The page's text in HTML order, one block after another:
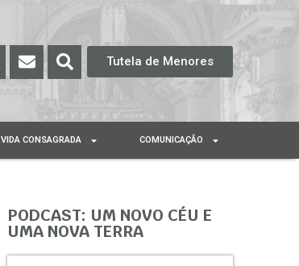
Tutela de Menores
VIDA CONSAGRADA COMUNICAÇÃO
PODCAST: UM NOVO CÉU E
UMA NOVA TERRA